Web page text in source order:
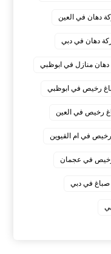
دهان في العين
دهان في دبي
منازل في ابوظبي
رخيص في ابوظبي
رخيص في العين
في ام القيوين
في عجمان
صباغ في دبي